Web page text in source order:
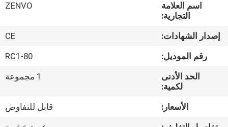
معلومات
عنا
جولة
المعمل
اسم العلامة
التجارية:
ZENVO
إصدار الشهادات:
CE
رقم الموديل:
RC1-80
الحد الأدنى
لكمية:
1 مجموعة
الأسعار:
قابل للتفاوض